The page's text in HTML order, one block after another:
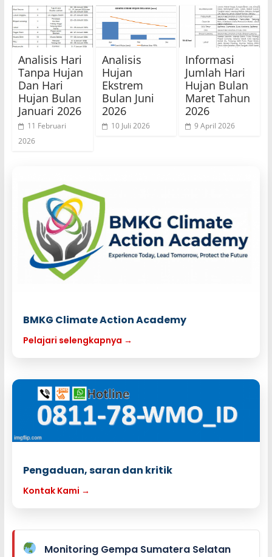
Analisis Hari
Tanpa Hujan
Dan Hari
Hujan Bulan
Januari 2026
11 Februari
2026
Analisis
Hujan
Ekstrem
Bulan Juni
2026
10 Juli 2026
Informasi
Jumlah Hari
Hujan Bulan
Maret Tahun
2026
9 April 2026
BMKG Climate Action Academy
Pelajari selengkapnya →
Pengaduan, saran dan kritik
Kontak Kami →
Monitoring Gempa Sumatera Selatan